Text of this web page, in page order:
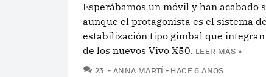
Esperábamos un móvil y han acabado
aunque el protagonista es el sistema de
estabilización tipo gimbal que integran
de los nuevos Vivo X50. LEER MÁS »
23 COMENTARIOS
ANNA MARTÍ HACE 6 AÑOS